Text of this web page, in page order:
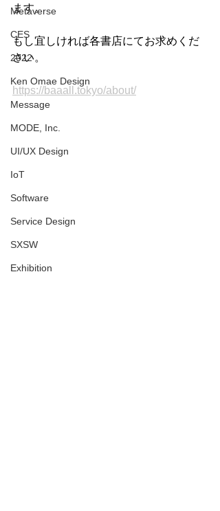
Metaverse
CES
2022
Ken Omae Design
Message
MODE, Inc.
UI/UX Design
IoT
Software
Service Design
SXSW
Exhibition
ます。
もし宜しければ各書店にてお求めくだ
さい。
https://baaall.tokyo/about/